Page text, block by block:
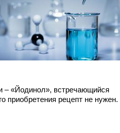
– «Йодинол», встречающийся
приобретения рецепт не нужен.